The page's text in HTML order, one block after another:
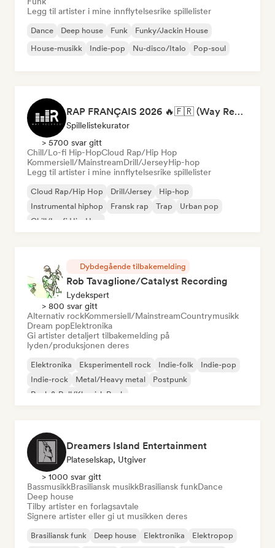
Legg til artister i mine innflytelsesrike spillelister
Dance Deep house Funk
Funky/Jackin House
House-musikk
Indie-pop Nu-disco/Italo Pop-soul
RAP FRANÇAIS 2026 🔥🇫🇷 (Way Records)
Spillelistekurator
> 5700 svar gitt
Chill/Lo-fi Hip-HopCloud Rap/Hip Hop
Kommersiell/MainstreamDrill/JerseyHip-hop
Legg til artister i mine innflytelsesrike spillelister
Cloud Rap/Hip Hop Drill/Jersey
Hip-hop
Instrumental hiphop
Fransk rap Trap
Urban pop
Chill/Lo-fi Hip-Hop
Dybdegående tilbakemelding
Rob Tavaglione/Catalyst Recording
Lydekspert
> 800 svar gitt
Alternativ rockKommersiell/MainstreamCountrymusikk
Dream popElektronika
Gi artister detaljert tilbakemelding på
lyden/produksjonen deres
Elektronika Eksperimentell rock Indie-folk
Indie-pop
Indie-rock
Metal/Heavy metal
Postpunk
Rock & Roll/Klassisk Rock
Dreamers Island Entertainment
Plateselskap, Utgiver
> 1000 svar gitt
BassmusikkBrasiliansk musikkBrasiliansk funkDance
Deep house
Tilby artister en forlagsavtale
Signere artister eller gi ut musikken deres
Brasiliansk funk Deep house Elektronika
Elektropop